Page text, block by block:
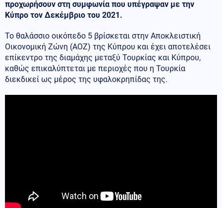
προχωρήσουν στη συμφωνία που υπέγραψαν με την
Κύπρο τον Δεκέμβριο του 2021.
Το θαλάσσιο οικόπεδο 5 βρίσκεται στην Αποκλειστική
Οικονομική Ζώνη (ΑΟΖ) της Κύπρου και έχει αποτελέσει
επίκεντρο της διαμάχης μεταξύ Τουρκίας και Κύπρου,
καθώς επικαλύπτεται με περιοχές που η Τουρκία
διεκδικεί ως μέρος της υφαλοκρηπίδας της.